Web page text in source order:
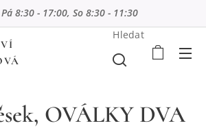
8:30 - 17:00, So 8:30 - 11:30
Hledat
OVÁLKY DVA